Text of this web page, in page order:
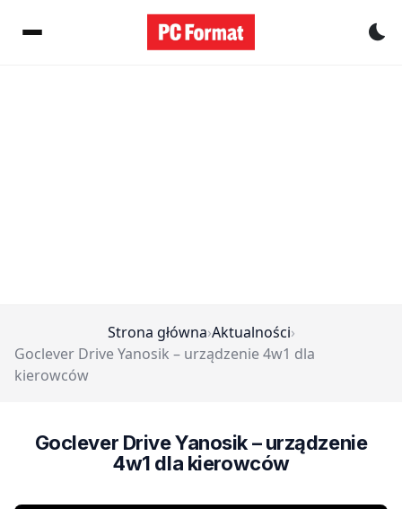
Strona główna›Aktualności›
Goclever Drive Yanosik – urządzenie 4w1 dla
kierowców
Goclever Drive Yanosik – urządzenie
4w1 dla kierowców